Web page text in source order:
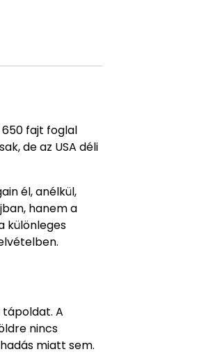
fajt foglal
de az USA déli
él, anélkül,
hanem a
különleges
A
nincs
miatt sem.